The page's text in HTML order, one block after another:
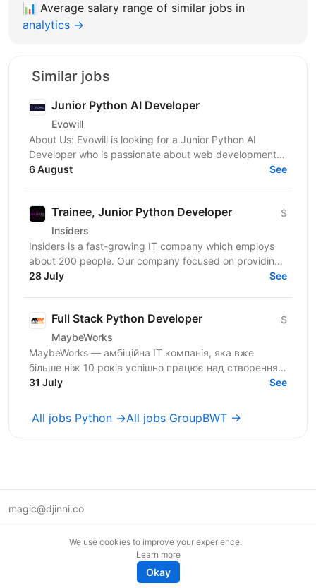
📊 Average salary range of similar jobs in
analytics →
Similar jobs
Junior Python AI Developer
Evowill
About Us: Evowill is looking for a Junior Python AI
Developer who is passionate about web development
and eager to grow in a supportive and dynamic...
6 August See
Trainee, Junior Python Developer
Insiders
$
Insiders is a fast-growing IT company which employs
about 200 people. Our company focused on providing
innovative digital services and cutting-edge...
28 July See
Full Stack Python Developer
MaybeWorks
$
MaybeWorks — амбіційна IT компанія, яка вже
більше ніж 10 років успішно працює над створенням
та підтримкою складних веб-додатків для клієнтів з
31 July See
All jobs Python →All jobs GroupBWT →
magic@djinni.co
We use cookies to improve your experience.
Learn more
Okay